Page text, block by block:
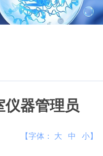
仪器管理员
【字体： 大 中 小】